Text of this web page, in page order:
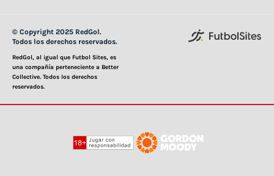
© Copyright 2025 RedGol.
Todos los derechos reservados.
RedGol, al igual que Futbol Sites, es
una compañía perteneciente a Better
Collective. Todos los derechos
reservados.